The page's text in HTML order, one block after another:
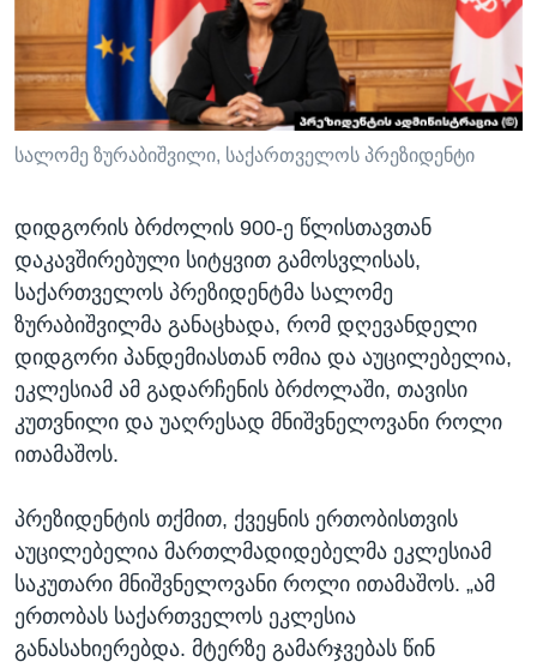
ᲡᲢᲣᲓᲘᲐ ᲕᲐᲨᲘᲜᲒᲢᲝᲜᲘ
ᲔᲙᲝᲜᲝᲛᲘᲙᲐ
ᲯᲐᲜᲛᲠᲗᲔᲚᲝᲑᲐ
ᲛᲔᲪᲜᲘᲔᲠᲔᲑᲐ
ᲘᲜᲢᲔᲠᲕᲘᲣ
ᲒᲐᲚᲘᲚᲔᲝ
ᲓᲔᲖᲘᲜᲤᲝᲠᲛᲐᲪᲘᲐ
Learning English
ᲗᲕᲐᲚᲘ ᲒᲕᲐᲓᲔᲕᲜᲔᲗ
ენები
სალომე ზურაბიშვილი, საქართველოს პრეზიდენტი
დიდგორის ბრძოლის 900-ე წლისთავთან
დაკავშირებული სიტყვით გამოსვლისას,
საქართველოს პრეზიდენტმა სალომე
ზურაბიშვილმა განაცხადა, რომ დღევანდელი
დიდგორი პანდემიასთან ომია და აუცილებელია,
ეკლესიამ ამ გადარჩენის ბრძოლაში, თავისი
კუთვნილი და უაღრესად მნიშვნელოვანი როლი
ითამაშოს.
პრეზიდენტის თქმით, ქვეყნის ერთობისთვის
აუცილებელია მართლმადიდებელმა ეკლესიამ
საკუთარი მნიშვნელოვანი როლი ითამაშოს. „ამ
ერთობას საქართველოს ეკლესია
განასახიერებდა. მტერზე გამარჯვებას წინ